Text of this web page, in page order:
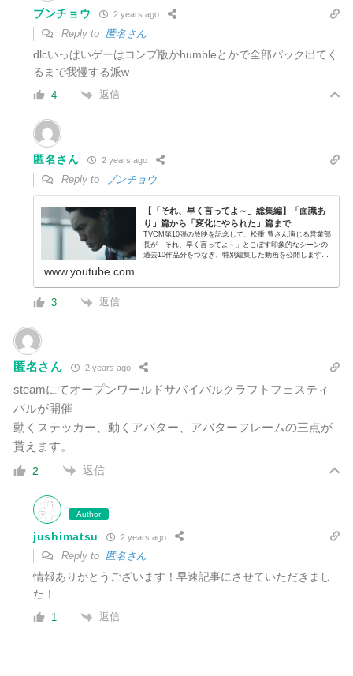
ブンチョウ 2 years ago
Reply to 匿名さん
dlcいっぱいゲーはコンプ版かhumbleとかで全部パック出てく
るまで我慢する派w
4 返信
匿名さん 2 years ago
Reply to ブンチョウ
【「それ、早く言ってよ～」総集編】「面識あ
り」篇から「変化にやられた」篇まで
TVCM第10弾の放映を記念して、松重 豊さん演じる営業部
長が「それ、早く言ってよ～」とこぼす印象的なシーンの
過去10作品分をつなぎ、特別編集した動画を公開します。
www.youtube.com
3 返信
匿名さん 2 years ago
steamにてオープンワールドサバイバルクラフトフェスティ
バルが開催
動くステッカー、動くアバター、アバターフレームの三点が
貰えます。
2 返信
Author
jushimatsu 2 years ago
Reply to 匿名さん
情報ありがとうございます！早速記事にさせていただきまし
た！
1 返信